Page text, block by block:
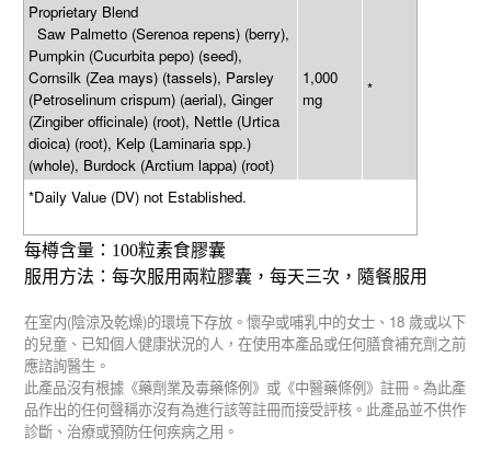
Proprietary Blend
Saw Palmetto (Serenoa repens) (berry),
Pumpkin (Cucurbita pepo) (seed),
Cornsilk (Zea mays) (tassels), Parsley
(Petroselinum crispum) (aerial), Ginger
(Zingiber officinale) (root), Nettle (Urtica
dioica) (root), Kelp (Laminaria spp.)
(whole), Burdock (Arctium lappa) (root)
1,000
mg
*
*Daily Value (DV) not Established.
每樽含量： 100粒素食膠囊
服用方法：每次服用兩粒膠囊，每天三次，隨餐服用
在室内(陰涼及乾燥)的環境下存放。懷孕或哺乳中的女士、 18 歲或以下
的兒童、已知個人健康狀況的人，在使用本產品或任何膳食補充劑之前
應諮詢醫生。
此產品沒有根據《藥劑業及毒藥條例》或《中醫藥條例》註冊。為此產
品作出的任何聲稱亦沒有為進行該等註冊而接受評核。此產品並不供作
診斷、治療或預防任何疾病之用。